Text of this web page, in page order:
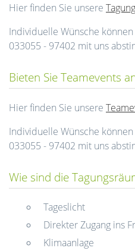
Hier finden Sie unsere
Individuelle Wünsche
033055 - 97402 mit uns
Bieten Sie Teamevents
Hier finden Sie unsere
Individuelle Wünsche
033055 - 97402 mit uns
Wie sind die
Tageslicht
Direkter Zugang ins
Klimaanlage